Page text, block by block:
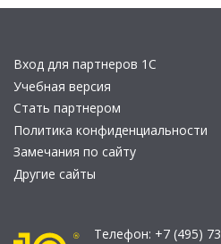
Вход для партнеров 1С
Учебная версия
Стать партнером
Политика конфиденциальности
Замечания по сайту
Другие сайты
Телефон: +7 (495)